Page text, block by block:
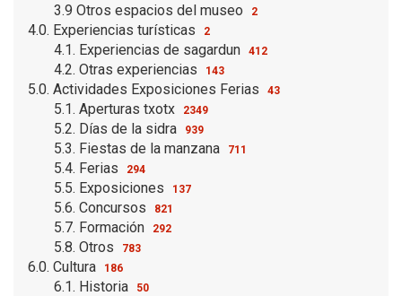
3.9 Otros espacios del museo 2
4.0. Experiencias turísticas 2
4.1. Experiencias de sagardun 412
4.2. Otras experiencias 143
5.0. Actividades Exposiciones Ferias 43
5.1. Aperturas txotx 2349
5.2. Días de la sidra 939
5.3. Fiestas de la manzana 711
5.4. Ferias 294
5.5. Exposiciones 137
5.6. Concursos 821
5.7. Formación 292
5.8. Otros 783
6.0. Cultura 186
6.1. Historia 50